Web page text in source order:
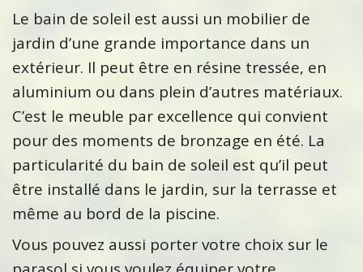
Le bain de soleil est aussi un mobilier de
jardin d’une grande importance dans un
extérieur. Il peut être en résine tressée, en
aluminium ou dans plein d’autres matériaux.
C’est le meuble par excellence qui convient
pour des moments de bronzage en été. La
particularité du bain de soleil est qu’il peut
être installé dans le jardin, sur la terrasse et
même au bord de la piscine.
Vous pouvez aussi porter votre choix sur le